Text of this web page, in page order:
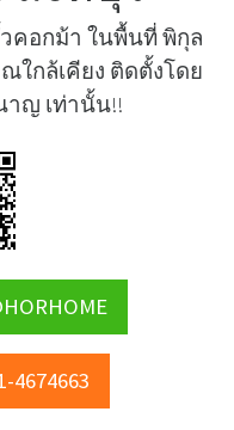
คอกม้า ในพื้นที่ พิกุล
ใกล้เคียง ติดตั้งโดย
ญ เท่านั้น!!